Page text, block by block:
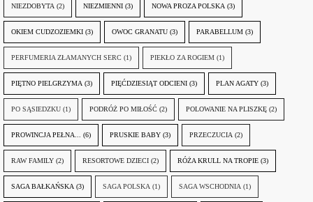
NIEZDOBYTA (2) NIEZMIENNI (3) NOWA PROZA POLSKA (3)
OKIEM CUDZOZIEMKI (3) OWOC GRANATU (3) PARABELLUM (3)
PERFUMERIA ZŁAMANYCH SERC (1) PIEKŁO ZA ROGIEM (1)
PIĘTNO PIELGRZYMA (3) PIĘĆDZIESIĄT ODCIENI (3) PLAN AGATY (3)
PO SĄSIEDZKU (1) PODRÓŻ PO MIŁOŚĆ (2) POLOWANIE NA PLISZKĘ (2)
PROWINCJA PEŁNA... (6) PRUSKIE BABY (3) PRZECZUCIA (2)
RAW FAMILY (2) RESORTOWE DZIECI (2) RÓŻA KRULL NA TROPIE (3)
SAGA BAŁKAŃSKA (3) SAGA POLSKA (1) SAGA WSCHODNIA (1)